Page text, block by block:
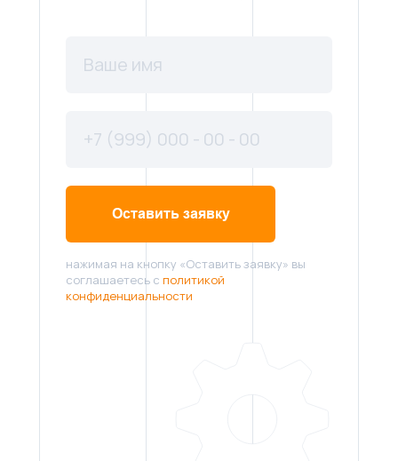
Оставить заявку
нажимая на кнопку «Оставить заявку» вы
соглашаетесь с политикой
конфиденциальности